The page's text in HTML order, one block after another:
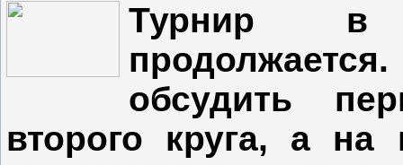
Турнир в
обсудить
второго круга, а